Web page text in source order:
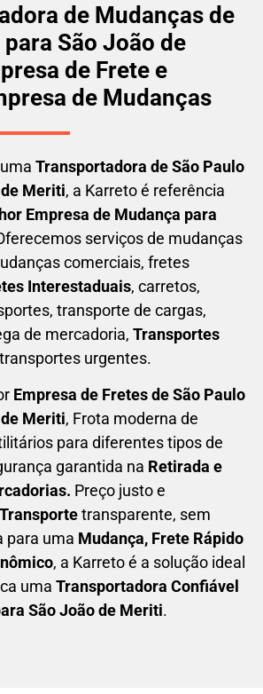
de Mudanças de
São João de
de Frete e
de Mudanças
Transportadora de São Paulo
Meriti, a Karreto é referência
Empresa de Mudança para
serviços de mudanças
comerciais, fretes
Interestaduais, carretos,
transporte de cargas,
de mercadoria, Transportes
urgentes.
Empresa de Fretesde São Paulo
Meriti, Frota moderna de
para diferentes tipos de
garantida na Retirada e
Preço justo e
transparente, sem
para uma Mudança, Frete Rápido
, a Karretoé a solução ideal
uma Transportadora Confiável
São João de Meriti.